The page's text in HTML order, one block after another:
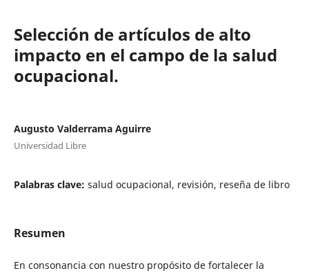
Selección de artículos de alto
impacto en el campo de la salud
ocupacional.
Augusto Valderrama Aguirre
Universidad Libre
Palabras clave: salud ocupacional, revisión, reseña de libro
Resumen
En consonancia con nuestro propósito de fortalecer la